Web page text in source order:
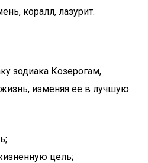
коралл, лазурит.
зодиака Козерогам,
изменяя ее в лучшую
цель;